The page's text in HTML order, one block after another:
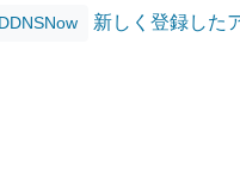
DDNSNow 新しく登録した